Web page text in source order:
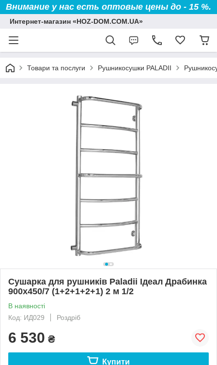
Внимание у нас есть оптовые цены до - 15 %.
Интернет-магазин «HOZ-DOM.COM.UA»
Товари та послуги Рушникосушки PALADII
Сушарка для рушників Paladii Ідеал Драбинка
900х450/7 (1+2+1+2+1) 2 м 1/2
В наявності
Код: ИД029
Роздріб
6 530 ₴
Купити